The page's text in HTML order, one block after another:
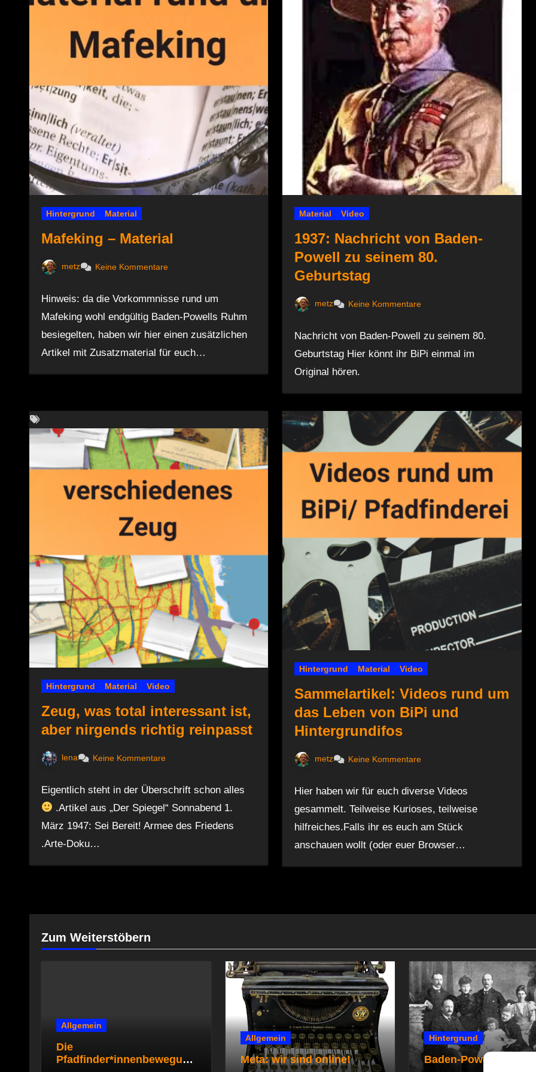
Hintergrund Material
Mafeking – Material
metz Keine Kommentare
Hinweis: da die Vorkommnisse rund um
Mafeking wohl endgültig Baden-Powells Ruhm
besiegelten, haben wir hier einen zusätzlichen
Artikel mit Zusatzmaterial für euch…
Material Video
1937: Nachricht von Baden-
Powell zu seinem 80.
Geburtstag
metz Keine Kommentare
Nachricht von Baden-Powell zu seinem 80.
Geburtstag Hier könnt ihr BiPi einmal im
Original hören.
Hintergrund Material Video
Zeug, was total interessant ist,
aber nirgends richtig reinpasst
lena Keine Kommentare
Eigentlich steht in der Überschrift schon alles
.Artikel aus „Der Spiegel“ Sonnabend 1.
März 1947: Sei Bereit! Armee des Friedens
.Arte-Doku…
Hintergrund Material Video
Sammelartikel: Videos rund um
das Leben von BiPi und
Hintergrundifos
metz Keine Kommentare
Hier haben wir für euch diverse Videos
gesammelt. Teilweise Kurioses, teilweise
hilfreiches.Falls ihr es euch am Stück
anschauen wollt (oder euer Browser…
Zum Weiterstöbern
Allgemein
Die
Pfadfinder*innenbewegung
Allgemein
Meta: wir sind online!
Hintergrund
Baden-Powells Familie